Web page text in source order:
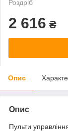
Роздріб
2 616 ₴
Опис
Опис
Пульти